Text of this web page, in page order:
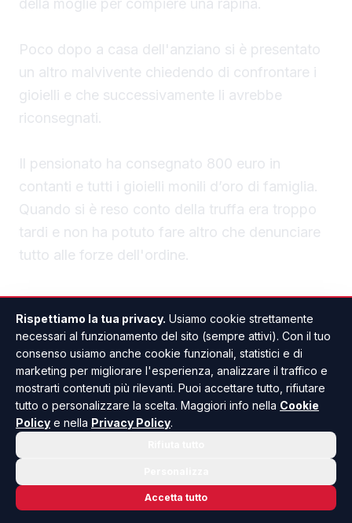
della moglie per compiere una rapina.
Poco dopo a casa dell'anziano si è presentato
un altro malvivente chiedendo di confrontare i
gioielli e che successivamente li avrebbe
riconsegnati.
Il pensionato ha consegnato 800 euro in
contanti e tutti i gioielli monili d’oro di famiglia.
Quando si è reso conto della truffa era troppo
tardi e non ha potuto fare altro che denunciare
tutto alle forze dell'ordine.
ANCHE IN PALMA DI MONTECHIARO
Rispettiamo la tua privacy. Usiamo cookie strettamente
necessari al funzionamento del sito (sempre attivi). Con il tuo
consenso usiamo anche cookie funzionali, statistici e di
marketing per migliorare l'esperienza, analizzare il traffico e
mostrarti contenuti più rilevanti. Puoi accettare tutto, rifiutare
tutto o personalizzare la scelta. Maggiori info nella Cookie
Policy e nella Privacy Policy.
Accetta tutto